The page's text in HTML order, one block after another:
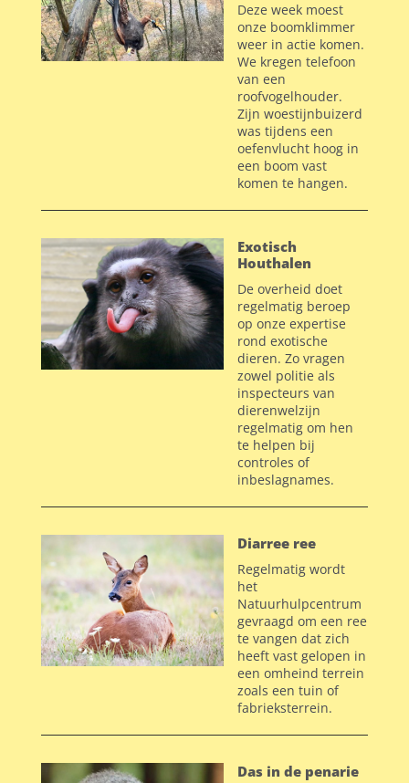
Deze week moest
onze boomklimmer
weer in actie komen.
We kregen telefoon
van een
roofvogelhouder.
Zijn woestijnbuizerd
was tijdens een
oefenvlucht hoog in
een boom vast
komen te hangen.
Exotisch
Houthalen
De overheid doet
regelmatig beroep
op onze expertise
rond exotische
dieren. Zo vragen
zowel politie als
inspecteurs van
dierenwelzijn
regelmatig om hen
te helpen bij
controles of
inbeslagnames.
Diarree ree
Regelmatig wordt
het
Natuurhulpcentrum
gevraagd om een ree
te vangen dat zich
heeft vast gelopen in
een omheind terrein
zoals een tuin of
fabrieksterrein.
Das in de penarie